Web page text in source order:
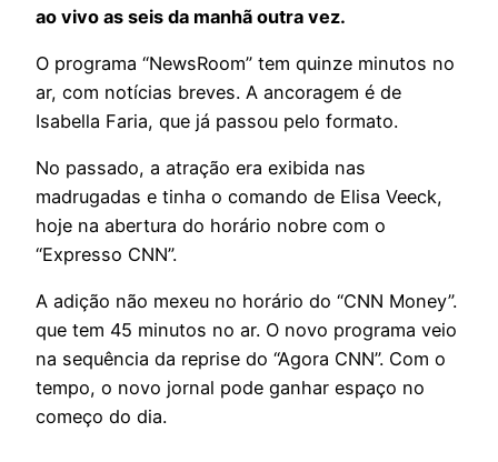
ao vivo as seis da manhã outra vez.
O programa “NewsRoom” tem quinze minutos no
ar, com notícias breves. A ancoragem é de
Isabella Faria, que já passou pelo formato.
No passado, a atração era exibida nas
madrugadas e tinha o comando de Elisa Veeck,
hoje na abertura do horário nobre com o
“Expresso CNN”.
A adição não mexeu no horário do “CNN Money”.
que tem 45 minutos no ar. O novo programa veio
na sequência da reprise do “Agora CNN”. Com o
tempo, o novo jornal pode ganhar espaço no
começo do dia.